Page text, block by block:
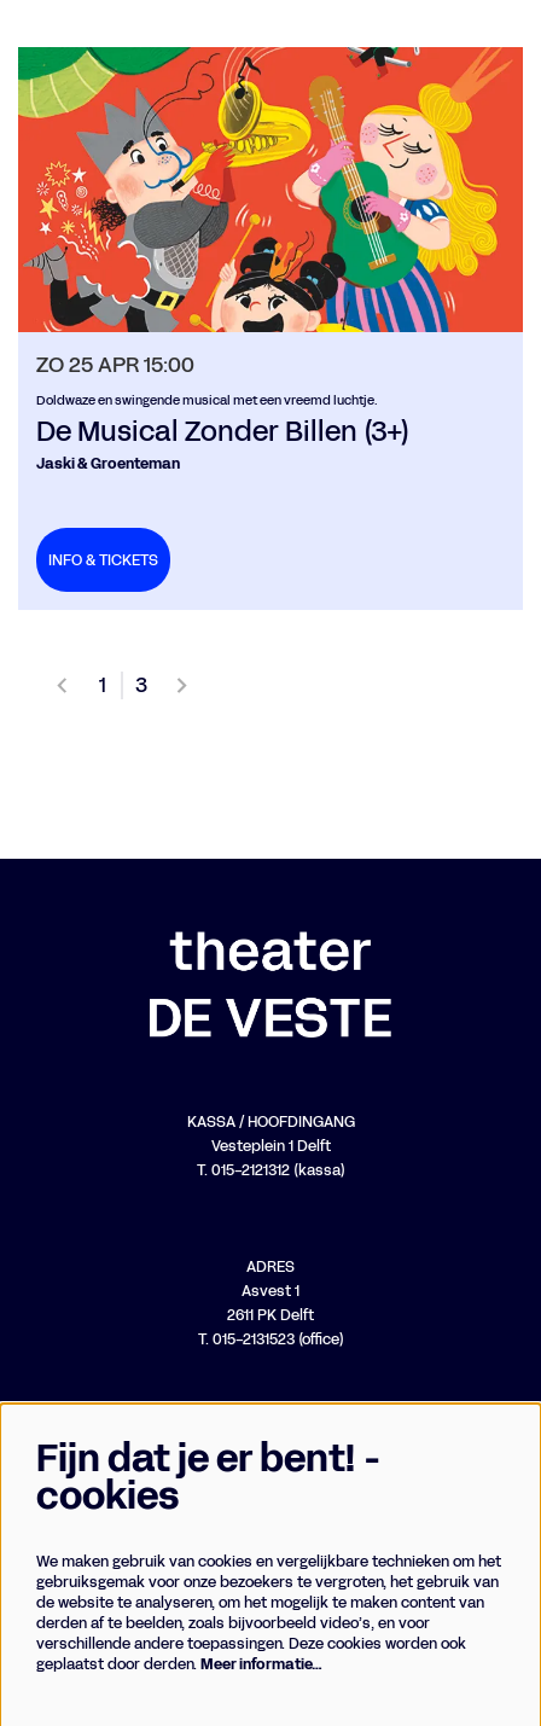
De Musical Zonder Billen (3+)
Jaski & Groenteman
Doldwaze en swingende musical met een vreemd luchtje.
ZO 25 APR15:00
INFO & TICKETS
1 3
KASSA / HOOFDINGANG
Vesteplein 1 Delft
T. 015-2121312 (kassa)
ADRES
Asvest 1
2611 PK Delft
T. 015-2131523 (office)
Businessclub
Vrienden
Techniek
Fijn dat je er bent! -
cookies
We maken gebruik van cookies en vergelijkbare technieken om het
gebruiksgemak voor onze bezoekers te vergroten, het gebruik van
de website te analyseren, om het mogelijk te maken content van
derden af te beelden, zoals bijvoorbeeld video’s, en voor
verschillende andere toepassingen. Deze cookies worden ook
geplaatst door derden.Meer informatie…